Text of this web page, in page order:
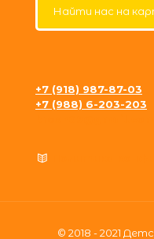
Найти нас на
+7 (918) 987-87-03
+7 (988) 6-203-203
© 2018 - 2021